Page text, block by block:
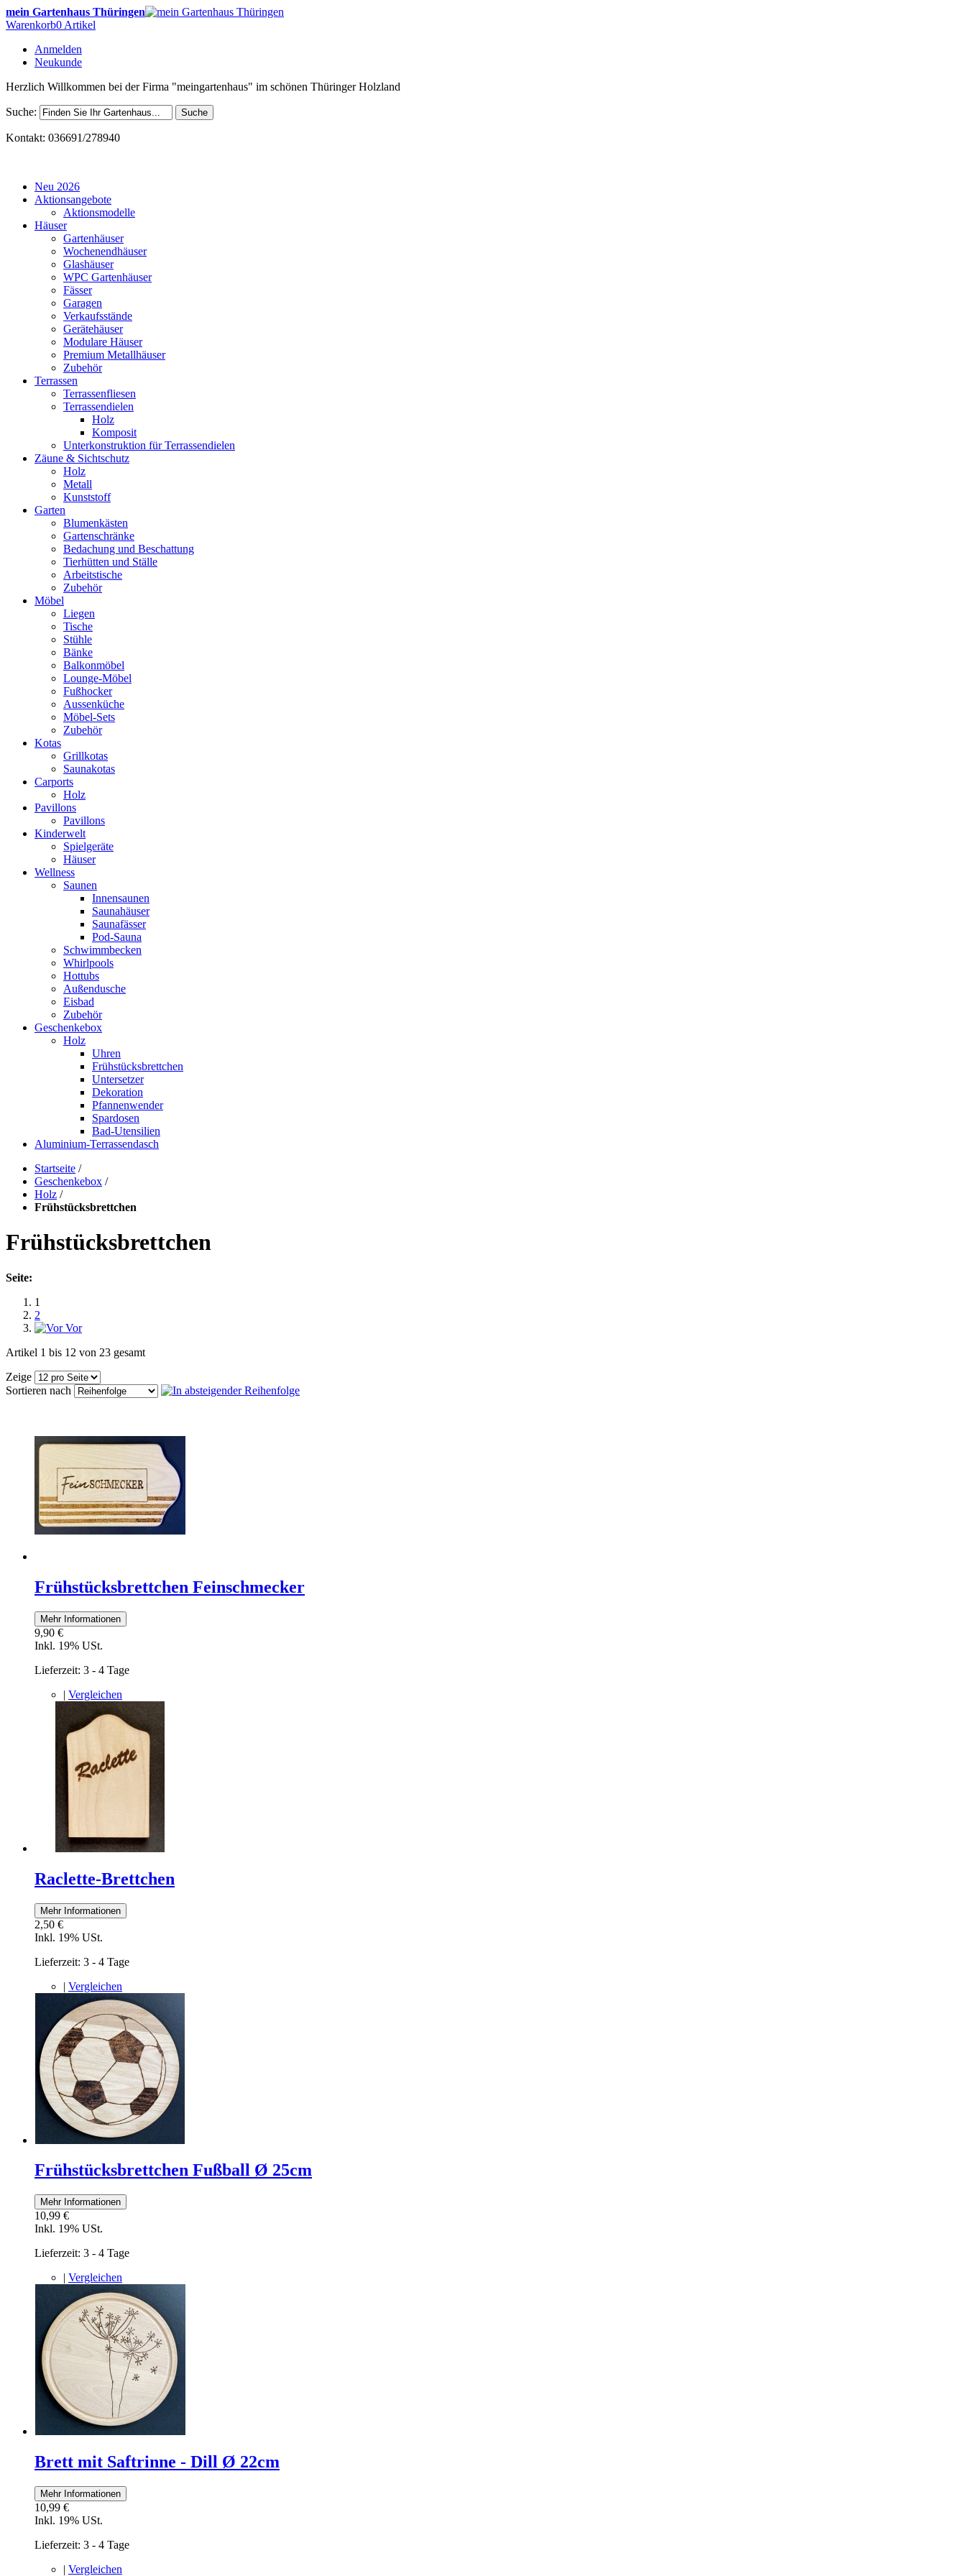
mein Gartenhaus Thüringen
Warenkorb0 Artikel
Anmelden
Neukunde
Herzlich Willkommen bei der Firma "meingartenhaus" im schönen Thüringer Holzland
Suche: Suche
Kontakt: 036691/278940
Neu 2026
Aktionsangebote
Aktionsmodelle
Häuser
Gartenhäuser
Wochenendhäuser
Glashäuser
WPC Gartenhäuser
Fässer
Garagen
Verkaufsstände
Gerätehäuser
Modulare Häuser
Premium Metallhäuser
Zubehör
Terrassen
Terrassenfliesen
Terrassendielen
Holz
Komposit
Unterkonstruktion für Terrassendielen
Zäune & Sichtschutz
Holz
Metall
Kunststoff
Garten
Blumenkästen
Gartenschränke
Bedachung und Beschattung
Tierhütten und Ställe
Arbeitstische
Zubehör
Möbel
Liegen
Tische
Stühle
Bänke
Balkonmöbel
Lounge-Möbel
Fußhocker
Aussenküche
Möbel-Sets
Zubehör
Kotas
Grillkotas
Saunakotas
Carports
Holz
Pavillons
Pavillons
Kinderwelt
Spielgeräte
Häuser
Wellness
Saunen
Innensaunen
Saunahäuser
Saunafässer
Pod-Sauna
Schwimmbecken
Whirlpools
Hottubs
Außendusche
Eisbad
Zubehör
Geschenkebox
Holz
Uhren
Frühstücksbrettchen
Untersetzer
Dekoration
Pfannenwender
Spardosen
Bad-Utensilien
Aluminium-Terrassendasch
Startseite /
Geschenkebox /
Holz /
Frühstücksbrettchen
Frühstücksbrettchen
Seite:
1
2
Vor
Artikel 1 bis 12 von 23 gesamt
Zeige
Sortieren nach
Frühstücksbrettchen Feinschmecker
Mehr Informationen
9,90 €
Inkl. 19% USt.
Lieferzeit: 3 - 4 Tage
| Vergleichen
Raclette-Brettchen
Mehr Informationen
2,50 €
Inkl. 19% USt.
Lieferzeit: 3 - 4 Tage
| Vergleichen
Frühstücksbrettchen Fußball Ø 25cm
Mehr Informationen
10,99 €
Inkl. 19% USt.
Lieferzeit: 3 - 4 Tage
| Vergleichen
Brett mit Saftrinne - Dill Ø 22cm
Mehr Informationen
10,99 €
Inkl. 19% USt.
Lieferzeit: 3 - 4 Tage
| Vergleichen